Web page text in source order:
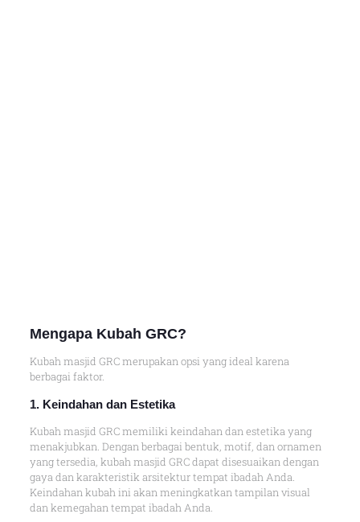
Mengapa Kubah GRC?
Kubah masjid GRC merupakan opsi yang ideal karena
berbagai faktor.
1. Keindahan dan Estetika
Kubah masjid GRC memiliki keindahan dan estetika yang
menakjubkan. Dengan berbagai bentuk, motif, dan ornamen
yang tersedia, kubah masjid GRC dapat disesuaikan dengan
gaya dan karakteristik arsitektur tempat ibadah Anda.
Keindahan kubah ini akan meningkatkan tampilan visual
dan kemegahan tempat ibadah Anda.